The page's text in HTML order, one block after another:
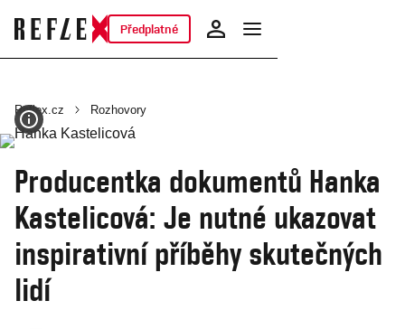
Předplatné
Reflex.cz Rozhovory
Producentka dokumentů Hanka
Kastelicová: Je nutné ukazovat
inspirativní příběhy skutečných
lidí